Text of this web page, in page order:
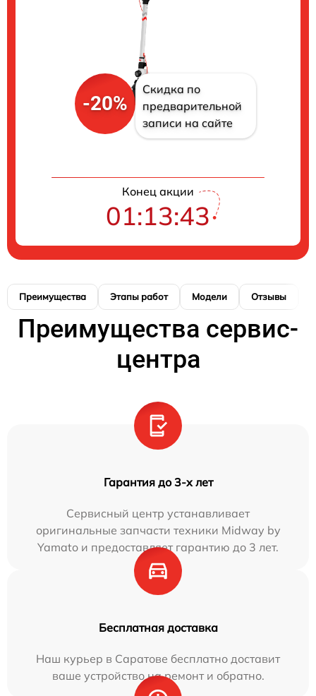
-20%
Скидка по
предварительной
записи на сайте
Конец акции
01:13:42
Преимущества Этапы работ Модели Отзывы
Преимущества сервис-
центра
Гарантия до 3-х лет
Сервисный центр устанавливает
оригинальные запчасти техники Midway by
Yamato и предоставляет гарантию до 3 лет.
Бесплатная доставка
Наш курьер в Саратове бесплатно доставит
ваше устройство на ремонт и обратно.